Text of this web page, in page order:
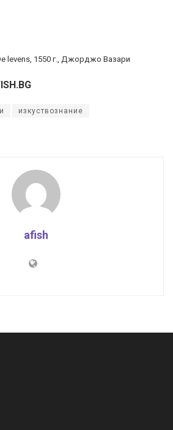
levens, 1550 г., Джорджо Вазари
изкуствознание
afish